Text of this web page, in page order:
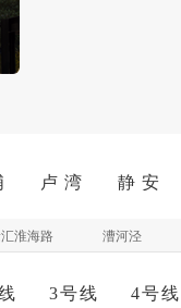
卢 湾 静 安
淮海路 漕河泾
3号线 4号线